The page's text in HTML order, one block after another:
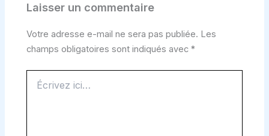
Laisser un commentaire
Votre adresse e-mail ne sera pas publiée. Les
champs obligatoires sont indiqués avec*
ici…